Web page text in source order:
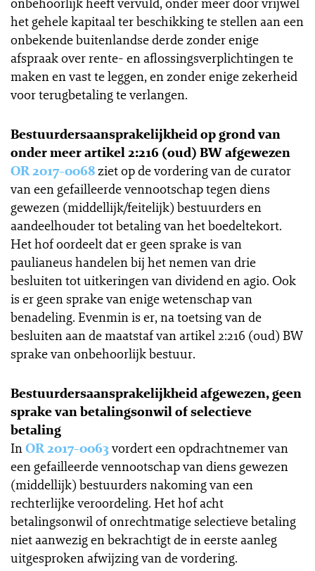
het gehele kapitaal ter beschikking te stellen aan een
onbekende buitenlandse derde zonder enige
afspraak over rente- en aflossingsverplichtingen te
maken en vast te leggen, en zonder enige zekerheid
voor terugbetaling te verlangen.
Bestuurdersaansprakelijkheid op grond van
onder meer artikel 2:216 (oud) BW afgewezen
OR 2017-0068ziet op de vordering van de curator
van een gefailleerde vennootschap tegen diens
gewezen (middellijk/feitelijk) bestuurders en
aandeelhouder tot betaling van het boedeltekort.
Het hof oordeelt dat er geen sprake is van
paulianeus handelen bij het nemen van drie
besluiten tot uitkeringen van dividend en agio. Ook
is er geen sprake van enige wetenschap van
benadeling. Evenmin is er, na toetsing van de
besluiten aan de maatstaf van artikel 2:216 (oud) BW
sprake van onbehoorlijk bestuur.
Bestuurdersaansprakelijkheid afgewezen, geen
sprake van betalingsonwil of selectieve
betaling
InOR 2017-0063vordert een opdrachtnemer van
een gefailleerde vennootschap van diens gewezen
(middellijk) bestuurders nakoming van een
rechterlijke veroordeling. Het hof acht
betalingsonwil of onrechtmatige selectieve betaling
niet aanwezig en bekrachtigt de in eerste aanleg
uitgesproken afwijzing van de vordering.